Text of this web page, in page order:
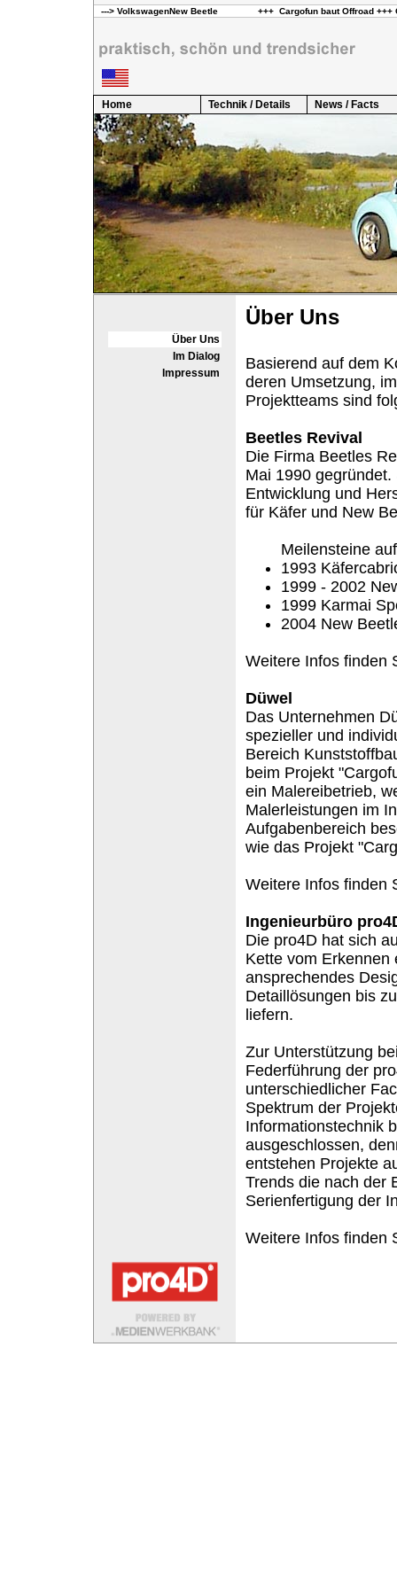
Home Technik / Details News / Facts
Über Uns
Im Dialog
Impressum
Über Uns
Basierend auf dem
deren Umsetzung,
Projektteams sind
Beetles Revival
Die Firma Beetles
Mai 1990
Entwicklung und
für Käfer und New
Meilensteine
1993
1999 - 2002
1999 Karmai
2004 New
Weitere Infos finden
Düwel
Das Unternehmen
spezieller und
Bereich
beim Projekt
ein Malereibetrieb,
Malerleistungen im
Aufgabenbereich
wie das Projekt
Weitere Infos finden
Ingenieurbüro
Die pro4D hat sich
Kette vom Erkennen
ansprechendes
Detaillösungen bis
liefern.
Zur Unterstützung
Federführung der
unterschiedlicher
Spektrum der
Informationstechnik
ausgeschlossen,
entstehen Projekte
Trends die nach der
Serienfertigung der
Weitere Infos finden